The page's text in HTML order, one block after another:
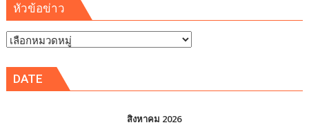
หัวข้อข่าว
หัวข้อ
DATE
สิงหาคม 2026